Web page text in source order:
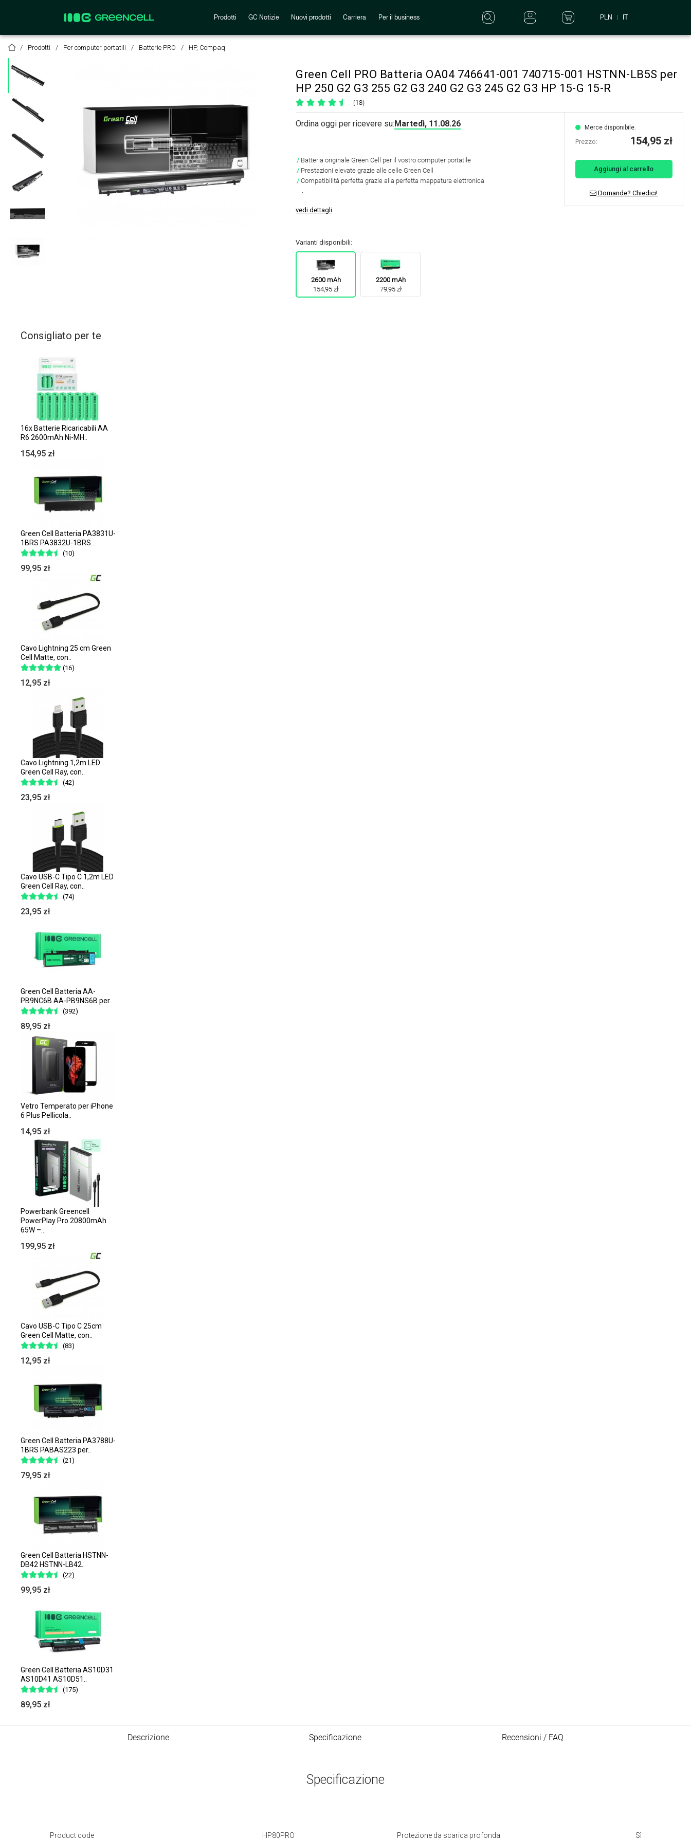
Prodotti GC Notizie Nuovi prodotti Carriera Per il business PLN IT
Prodotti Per computer portatili Batterie PRO HP, Compaq
Green Cell PRO Batteria OA04 746641-001 740715-001 HSTNN-LB5S per
HP 250 G2 G3 255 G2 G3 240 G2 G3 245 G2 G3 HP 15-G 15-R
(18)
Ordina oggi per ricevere su:Martedì, 11.08.26
Batteria originale Green Cell per il vostro computer portatile
Prestazioni elevate grazie alle celle Green Cell
Compatibilità perfetta grazie alla perfetta mappatura elettronica
.
vedi dettagli
Merce disponibile.
Prezzo: 154,95 zł
Aggiungi al carrello
Domande? Chiedici!
Varianti disponibili:
2600 mAh
154,95 zł
2200 mAh
79,95 zł
Consigliato per te
16x Batterie Ricaricabili AA
R6 2600mAh Ni-MH..
154,95 zł
Green Cell Batteria PA3831U-
1BRS PA3832U-1BRS..
(10)
99,95 zł
Cavo Lightning 25 cm Green
Cell Matte, con..
(16)
12,95 zł
Cavo Lightning 1,2m LED
Green Cell Ray, con..
(42)
23,95 zł
Cavo USB-C Tipo C 1,2m LED
Green Cell Ray, con..
(74)
23,95 zł
Green Cell Batteria AA-
PB9NC6B AA-PB9NS6B per..
(392)
89,95 zł
Vetro Temperato per iPhone
6 Plus Pellicola..
14,95 zł
Powerbank Greencell
PowerPlay Pro 20800mAh
65W –..
199,95 zł
Cavo USB-C Tipo C 25cm
Green Cell Matte, con..
(83)
12,95 zł
Green Cell Batteria PA3788U-
1BRS PABAS223 per..
(21)
79,95 zł
Green Cell Batteria HSTNN-
DB42 HSTNN-LB42..
(22)
99,95 zł
Green Cell Batteria AS10D31
AS10D41 AS10D51..
(175)
89,95 zł
Descrizione Specificazione Recensioni / FAQ
Specificazione
Product code HP80PRO Protezione da scarica profonda Sì